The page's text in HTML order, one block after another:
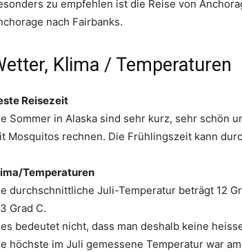
zu empfehlen ist die Reise von
nach Fairbanks.
Klima / Temperaturen
Reisezeit
Sommer in Alaska sind sehr kurz, sehr schön
Mosquitos rechnen. Die Frühlingszeit kann
Temperaturen
durchschnittliche Juli-Temperatur beträgt 12
Grad C.
bedeutet nicht, dass man deshalb keine
höchste im Juli gemessene Temperatur war